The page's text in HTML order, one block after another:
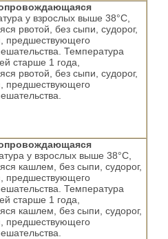
у взрослых выше 38°С,
рвотой, без сыпи, судорог,
предшествующего
Температура
старше 1 года,
рвотой, без сыпи, судорог,
предшествующего
у взрослых выше 38°С,
кашлем, без сыпи, судорог,
предшествующего
Температура
старше 1 года,
кашлем, без сыпи, судорог,
предшествующего